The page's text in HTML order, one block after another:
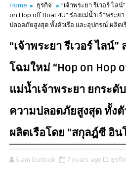
Home ธุรกิจ
“เจ้าพระยา รีเวอร์ ไล
on Hop off Boat 4U” ร่องแม่น้ำเจ้าพระ
ปลอดภัยสูงสุด ทั้งตัวเรือ และอุปกรณ์ ผลิต
“เจ้าพระยา รีเวอร์ ไลน์”
โฉมใหม่ “Hop on Hop
แม่น้ำเจ้าพระยา ยกระ
ความปลอดภัยสูงสุด ทั้ง
ผลิตเรือโดย “สกุลฎ์ซี อิน
Siam Outlook 7 years ago ธุรกิ